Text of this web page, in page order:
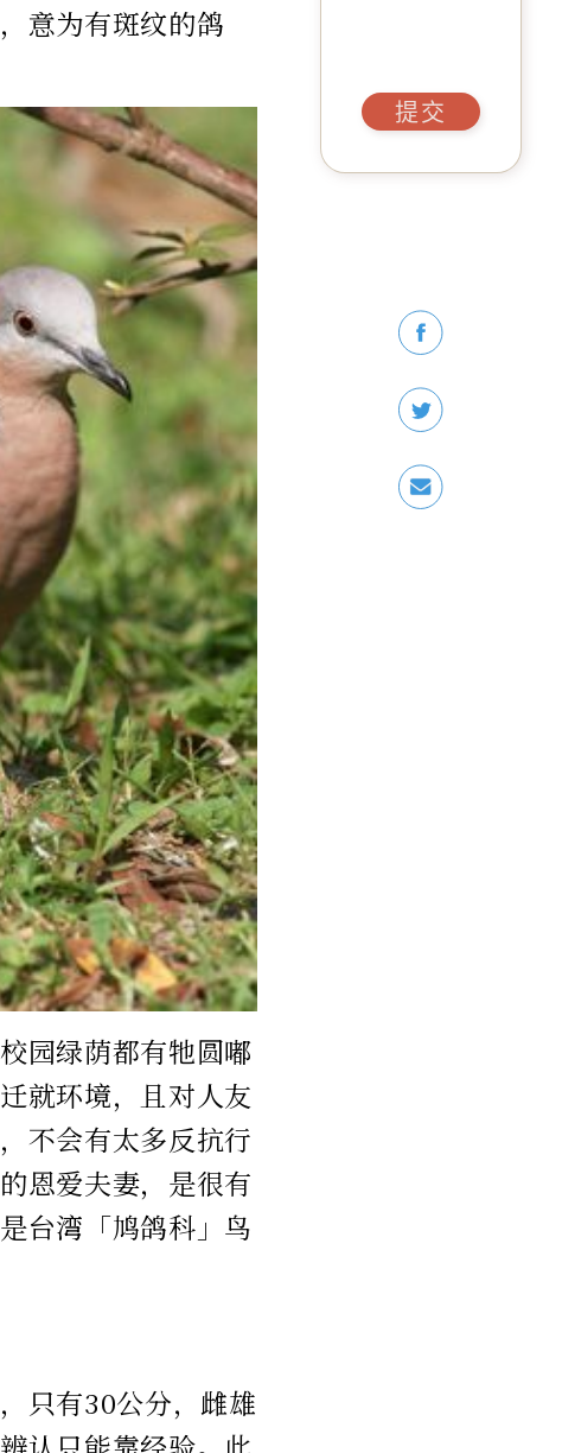
意为有斑纹的鸽
园绿荫都有牠圆嘟
就环境，且对人友
不会有太多反抗行
恩爱夫妻，是很有
台湾「鸠鸽科」鸟
只有30公分，雌雄
提交